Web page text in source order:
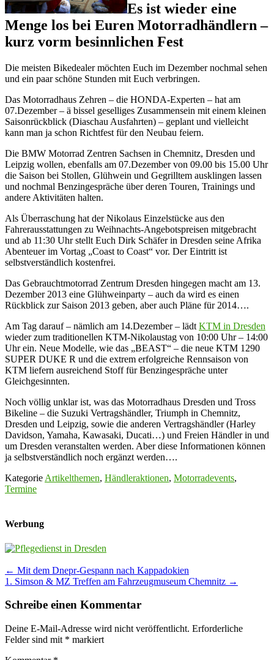
Es ist wieder eine
Menge los bei Euren Motorradhändlern –
kurz vorm besinnlichen Fest
Die meisten Bikedealer möchten Euch im Dezember nochmal sehen
und ein paar schöne Stunden mit Euch verbringen.
Das Motorradhaus Zehren – die HONDA-Experten – hat am
07.Dezember – ä bissel geselliges Zusammensein mit einem kleinen
Saisonrückblick (Diaschau Ausfahrten) – geplant und vielleicht
kann man ja schon Richtfest für den Neubau feiern.
Die BMW Motorrad Zentren Sachsen in Chemnitz, Dresden und
Leipzig wollen, ebenfalls am 07.Dezember von 09.00 bis 15.00 Uhr
die Saison bei Stollen, Glühwein und Gegrilltem ausklingen lassen
und nochmal Benzingespräche über deren Touren, Trainings und
andere Aktivitäten halten.
Als Überraschung hat der Nikolaus Einzelstücke aus den
Fahrerausstattungen zu Weihnachts-Angebotspreisen mitgebracht
und ab 11:30 Uhr stellt Euch Dirk Schäfer in Dresden seine Afrika
Abenteuer im Vortag „Coast to Coast“ vor. Der Eintritt ist
selbstverständlich kostenfrei.
Das Gebrauchtmotorrad Zentrum Dresden hingegen macht am 13.
Dezember 2013 eine Glühweinparty – auch da wird es einen
Rückblick zur Saison 2013 geben, aber auch Pläne für 2014….
Am Tag darauf – nämlich am 14.Dezember – lädt KTM in Dresden
wieder zum traditionellen KTM-Nikolaustag von 10:00 Uhr – 14:00
Uhr ein. Neue Modelle, wie das „BEAST“ – die neue KTM 1290
SUPER DUKE R und die extrem erfolgreiche Rennsaison von
KTM liefern ausreichend Stoff für Benzingespräche unter
Gleichgesinnten.
Noch völlig unklar ist, was das Motorradhaus Dresden und Tross
Bikeline – die Suzuki Vertragshändler, Triumph in Chemnitz,
Dresden und Leipzig, sowie die anderen Vertragshändler (Harley
Davidson, Yamaha, Kawasaki, Ducati…) und Freien Händler in und
um Dresden veranstalten werden. Aber diese Informationen können
ja selbstverständlich noch ergänzt werden….
Kategorie Artikelthemen, Händleraktionen, Motorradevents,
Termine
Werbung
Post
navigation
← Mit dem Dnepr-Gespann nach Kappadokien
1. Simson & MZ Treffen am Fahrzeugmuseum Chemnitz →
Schreibe einen Kommentar
Deine E-Mail-Adresse wird nicht veröffentlicht. Erforderliche
Felder sind mit * markiert